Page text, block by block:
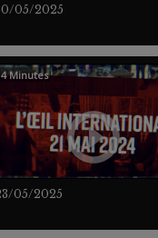
05/2025
05/2025
4 Minutes